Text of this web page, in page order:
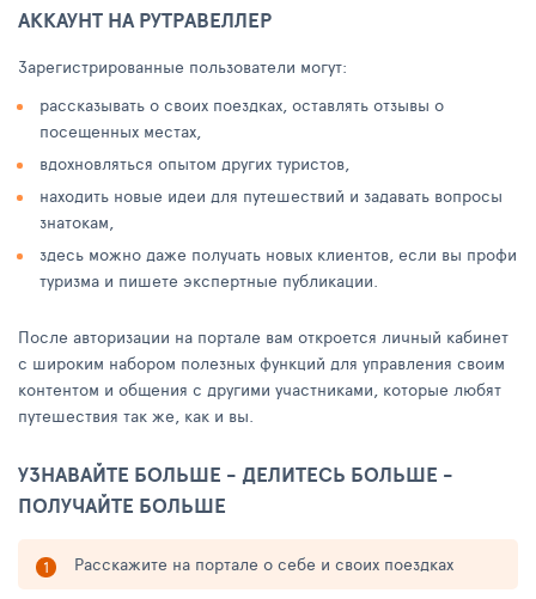
АККАУНТ НА РУТРАВЕЛЛЕР
Зарегистрированные пользователи могут:
рассказывать о своих поездках, оставлять отзывы о
посещенных местах,
вдохновляться опытом других туристов,
находить новые идеи для путешествий и задавать вопросы
знатокам,
здесь можно даже получать новых клиентов, если вы профи
туризма и пишете экспертные публикации.
После авторизации на портале вам откроется личный кабинет
с широким набором полезных функций для управления своим
контентом и общения с другими участниками, которые любят
путешествия так же, как и вы.
УЗНАВАЙТЕ БОЛЬШЕ - ДЕЛИТЕСЬ БОЛЬШЕ -
ПОЛУЧАЙТЕ БОЛЬШЕ
Расскажите на портале о себе и своих поездках